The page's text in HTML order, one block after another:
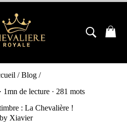
/ Blog /
· 1mn de lecture · 281 mots
: La Chevalière !
by Xiavier